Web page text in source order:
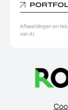
Afbeeldingen en
van AI.